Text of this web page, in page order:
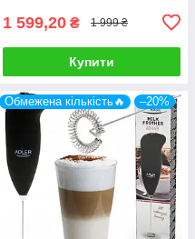
1 599,20 ₴ 1 999 ₴
Купити
Обмежена кількість🔥 –20%